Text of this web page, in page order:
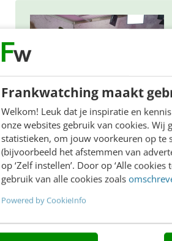
Frankwatching maakt
Welkom! Leuk dat je inspiratie en
onze websites gebruik van cookies.
statistieken, om jouw voorkeuren op te
(bijvoorbeeld het afstemmen van
op ‘Zelf instellen’. Door op ‘Alle
gebruik van alle cookies zoals
Powered by CookieInfo
ONLINE MASTERCLASS
De nieuwe SEO- &
GEO-spelregels
In 2,5 uur van Google-first naar
AI-first: zo wordt je content
bekijk direct.